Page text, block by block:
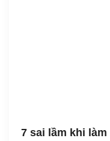
7 sai lầm khi